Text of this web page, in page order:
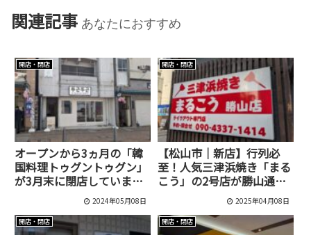
関連記事 あなたにおすすめ
開店・閉店
オープンから3ヵ月の「韓
国料理トゥグントゥグン」
が3月末に閉店しています
[松山ロープウェー商店街]
2024年05月08日
開店・閉店
【松山市｜新店】行列必
至！人気三津浜焼き「まる
こう」の2号店が勝山通り
2025年04月08日
開店・閉店 開店・閉店